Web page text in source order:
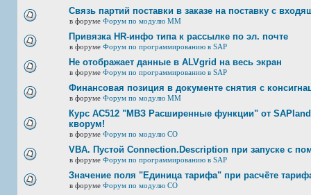
Связь партий поставки в заказе на поставку с
в форуме Форум по модулю ММ
Привязка HR-инфо типа к рассылке по эл. почте
в форуме Форум по программированию в SAP
Не отображает данные в ALVgrid на весь экран
в форуме Форум по программированию в SAP
Финансовая позиция в документе снятия с
в форуме Форум по модулю ММ
Курс AC512 "МВЗ Расширенные функции" от
кворум!
в форуме Форум по модулю СО
VBA. Пустой Connection.Description при запуске с
в форуме Форум по программированию в SAP
Значение поля "Единица тарифа" при расчёте
в форуме Форум по модулю СО